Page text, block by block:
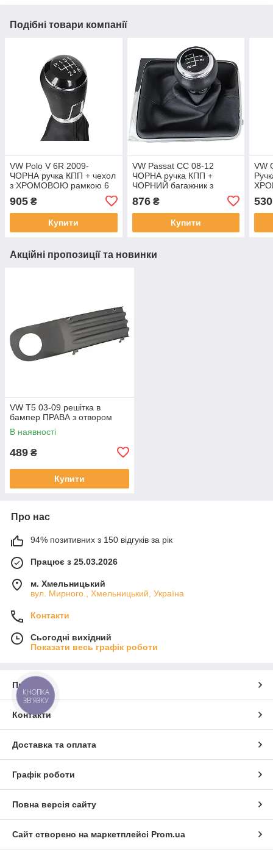
Подібні товари компанії
VW Polo V 6R 2009-
ЧОРНА ручка КПП + чехол
з ХРОМОВОЮ рамкою 6
16610
905 ₴
Купити
VW Passat CC 08-12
ЧОРНА ручка КПП +
ЧОРНИЙ багажник з
ШВИДКІСТЕЙ
876₴
Купити
VW
530
Акційні пропозиції та новинки
VW T5 03-09 решітка в
бампер ПРАВА з отвором
В наявності
489 ₴
Купити
Про нас
94% позитивних з 150 відгуків за рік
Працює з 25.03.2026
м. Хмельницький
вул. Мирного., Хмельницький, Україна
Контакти
Сьогодні вихідний
Показати весь графік роботи
Про нас
Контакти
Доставка та оплата
Графік роботи
Повна версія сайту
Сайт створено на маркетплейсі Prom.ua
КНОПКА
ЗВ'ЯЗКУ